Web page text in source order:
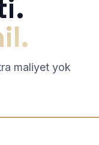
maliyet yok